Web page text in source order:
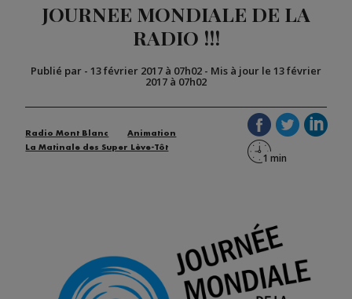
JOURNEE MONDIALE DE LA
RADIO !!!
Publié par - 13 février 2017 à 07h02 - Mis à jour le 13 février
2017 à 07h02
Radio Mont Blanc
Animation
La Matinale des Super Lève-Tôt